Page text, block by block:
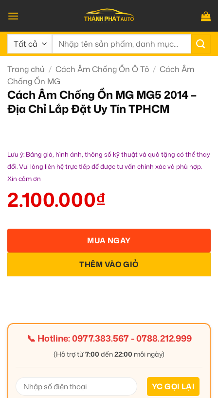
qua
nội
dung
Tìm
Trang chủ / Cách Âm Chống Ồn Ô Tô / Cách Âm
Chống Ồn MG
Cách Âm Chống Ồn MG MG5 2014 –
Địa Chỉ Lắp Đặt Uy Tín TPHCM
Lưu ý: Bảng giá, hình ảnh, thông số kỹ thuật và quà tặng có thể thay
đổi. Vui lòng liên hệ trực tiếp để được tư vấn chính xác và phù hợp.
Xin cảm ơn
2.100.000₫
THÊM VÀO GIỎ
MUA NGAY
📞 Hotline:0977.383.567-0788.212.999
(Hỗ trợ từ7:00 đến22:00 mỗi ngày)